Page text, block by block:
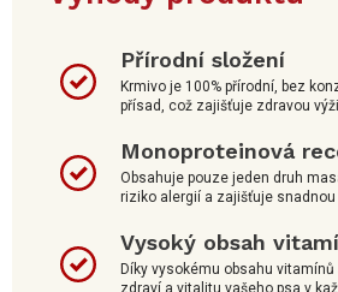
Přírodní složení
Krmivo je 100% přírodní, bez
přísad, což zajišťuje zdravou
Monoproteinová
Obsahuje pouze jeden druh
riziko alergií a zajišťuje
Vysoký obsah
Díky vysokému obsahu
zdraví a vitalitu vašeho psa v